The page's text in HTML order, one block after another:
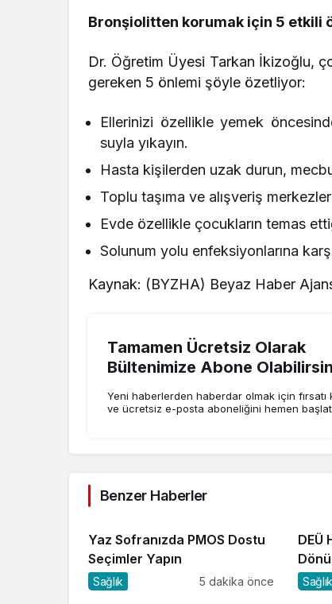
Bronşiolitten korumak için 5 etkili
Dr. Öğretim Üyesi Tarkan İkizoğlu,
gereken 5 önlemi şöyle özetliyor:
Ellerinizi özellikle yemek
suyla yıkayın.
Hasta kişilerden uzak durun,
Toplu taşıma ve alışveriş
Evde özellikle çocukların temas
Solunum yolu enfeksiyonlarına
Kaynak: (BYZHA) Beyaz Haber
Tamamen Ücretsiz Olarak
Bültenimize Abone Olabilirsin
Yeni haberlerden haberdar olmak için fırsatı
ve ücretsiz e-posta aboneliğini hemen
Benzer Haberler
Yaz Sofranızda PMOS Dostu
Seçimler Yapın
Sağlık 5 dakika önce
DEÜ
Sağlık